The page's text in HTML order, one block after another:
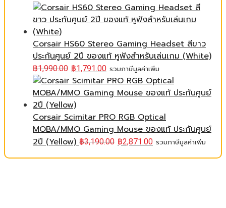
Corsair HS60 Stereo Gaming Headset สีขาว
ประกันศูนย์ 2ปี ของแท้ หูฟังสำหรับเล่นเกม (White)
฿1,990.00 ฿1,791.00 รวมภาษีมูลค่าเพิ่ม
Corsair Scimitar PRO RGB Optical
MOBA/MMO Gaming Mouse ของแท้ ประกันศูนย์
2ปี (Yellow) ฿3,190.00 ฿2,871.00 รวมภาษีมูลค่าเพิ่ม